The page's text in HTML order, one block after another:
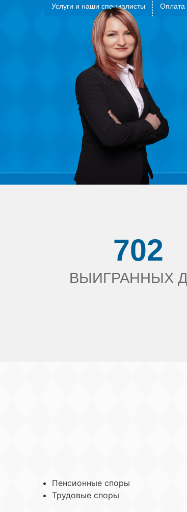
Услуги и наши специалисты Оплата
702
ВЫИГРАННЫХ
Пенсионные споры
Трудовые споры